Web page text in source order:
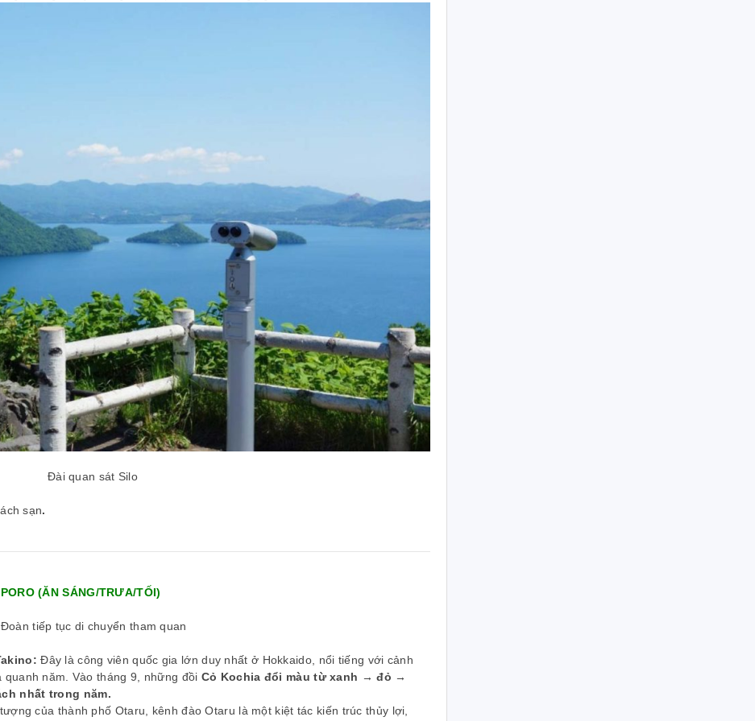
Đài quan sát Silo
sạn.
(ĂN SÁNG/TRƯA/TỐI)
tiếp tục di chuyển tham quan
Đây là công viên quốc gia lớn duy nhất ở Hokkaido, nổi tiếng với cảnh
năm. Vào tháng 9, những đồi Cỏ Kochia đổi màu từ xanh → đỏ →
nhất trong năm.
của thành phố Otaru, kênh đào Otaru là một kiệt tác kiến trúc thủy lợi,